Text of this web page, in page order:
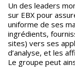
Un des leaders
sur EBX pour
uniforme de ses
ingrédients,
sites) vers ses
d’analyse, et les
Le groupe peut